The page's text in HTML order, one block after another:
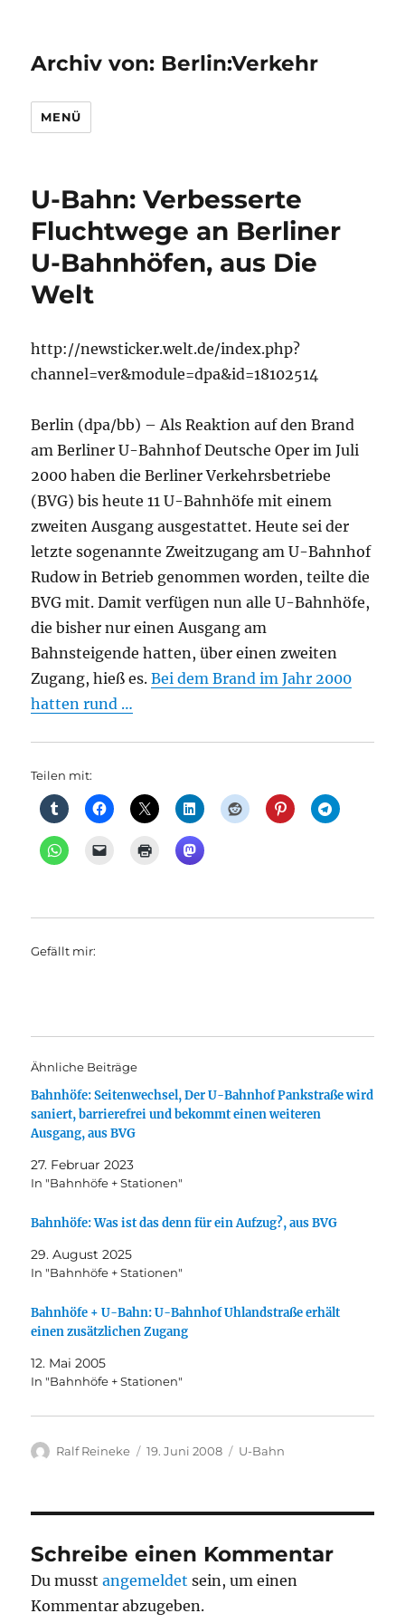
Archiv von: Berlin:Verkehr
MENÜ
U-Bahn: Verbesserte
Fluchtwege an Berliner
U-Bahnhöfen, aus Die
Welt
http://newsticker.welt.de/index.php?
channel=ver&module=dpa&id=18102514
Berlin (dpa/bb) – Als Reaktion auf den Brand
am Berliner U-Bahnhof Deutsche Oper im Juli
2000 haben die Berliner Verkehrsbetriebe
(BVG) bis heute 11 U-Bahnhöfe mit einem
zweiten Ausgang ausgestattet. Heute sei der
letzte sogenannte Zweitzugang am U-Bahnhof
Rudow in Betrieb genommen worden, teilte die
BVG mit. Damit verfügen nun alle U-Bahnhöfe,
die bisher nur einen Ausgang am
Bahnsteigende hatten, über einen zweiten
Zugang, hieß es.Bei dem Brand im Jahr 2000
hatten rund …
Teilen mit:
Gefällt mir:
Ähnliche Beiträge
Bahnhöfe: Seitenwechsel, Der U-Bahnhof Pankstraße wird
saniert, barrierefrei und bekommt einen weiteren
Ausgang, aus BVG
27. Februar 2023
In "Bahnhöfe + Stationen"
Bahnhöfe: Was ist das denn für ein Aufzug?, aus BVG
29. August 2025
In "Bahnhöfe + Stationen"
Bahnhöfe + U-Bahn: U-Bahnhof Uhlandstraße erhält
einen zusätzlichen Zugang
12. Mai 2005
In "Bahnhöfe + Stationen"
Autor
Ralf Reineke
Veröffentlicht
19. Juni 2008 Kategorien
U-Bahn
Schreibe einen Kommentar
Du musstangemeldet sein, um einen
Kommentar abzugeben.